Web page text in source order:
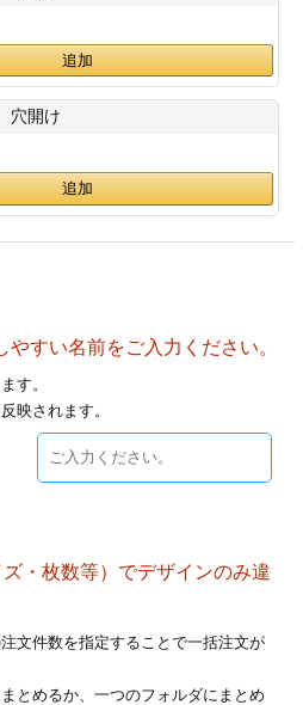
穴開け
すい名前をご入力ください。
す。
映されます。
・枚数等）でデザインのみ違
文件数を指定することで一括注文が
とめるか、一つのフォルダにまとめ